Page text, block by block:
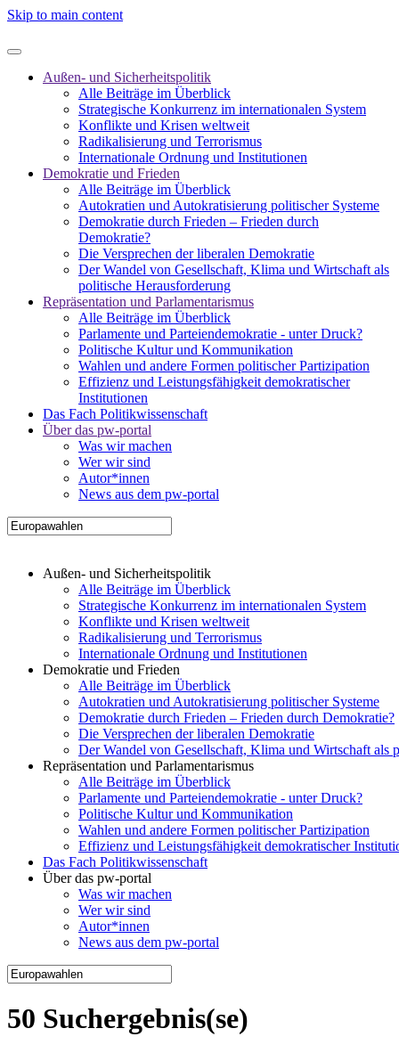
Skip to main content
Außen- und Sicherheitspolitik
Alle Beiträge im Überblick
Strategische Konkurrenz im internationalen System
Konflikte und Krisen weltweit
Radikalisierung und Terrorismus
Internationale Ordnung und Institutionen
Demokratie und Frieden
Alle Beiträge im Überblick
Autokratien und Autokratisierung politischer Systeme
Demokratie durch Frieden – Frieden durch
Demokratie?
Die Versprechen der liberalen Demokratie
Der Wandel von Gesellschaft, Klima und Wirtschaft als
politische Herausforderung
Repräsentation und Parlamentarismus
Alle Beiträge im Überblick
Parlamente und Parteiendemokratie - unter Druck?
Politische Kultur und Kommunikation
Wahlen und andere Formen politischer Partizipation
Effizienz und Leistungsfähigkeit demokratischer
Institutionen
Das Fach Politikwissenschaft
Über das pw-portal
Was wir machen
Wer wir sind
Autor*innen
News aus dem pw-portal
Außen- und Sicherheitspolitik
Alle Beiträge im Überblick
Strategische Konkurrenz im internationalen System
Konflikte und Krisen weltweit
Radikalisierung und Terrorismus
Internationale Ordnung und Institutionen
Demokratie und Frieden
Alle Beiträge im Überblick
Autokratien und Autokratisierung politischer Systeme
Demokratie durch Frieden – Frieden durch Demokratie?
Die Versprechen der liberalen Demokratie
Der Wandel von Gesellschaft, Klima und Wirtschaft als
Repräsentation und Parlamentarismus
Alle Beiträge im Überblick
Parlamente und Parteiendemokratie - unter Druck?
Politische Kultur und Kommunikation
Wahlen und andere Formen politischer Partizipation
Effizienz und Leistungsfähigkeit demokratischer
Das Fach Politikwissenschaft
Über das pw-portal
Was wir machen
Wer wir sind
Autor*innen
News aus dem pw-portal
50 Suchergebnis(se)